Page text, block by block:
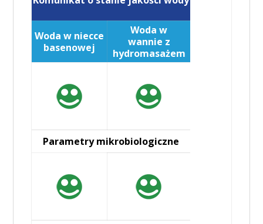
Woda w niecce
basenowej
Woda w
wannie z
hydromasażem
Parametry mikrobiologiczne